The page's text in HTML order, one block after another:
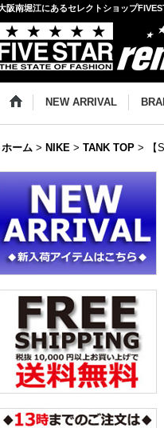
阪南堀江にあるセレクトショップ
NEW ARRIVAL
ホーム > NIKE > TANK TOP >